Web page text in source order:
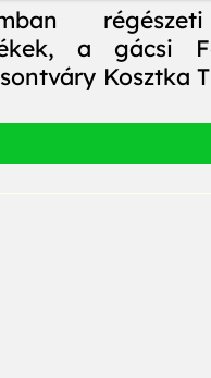
a gácsi
Kosztka